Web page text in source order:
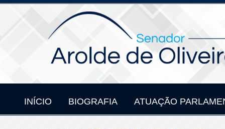
INÍCIO BIOGRAFIA ATUAÇÃO